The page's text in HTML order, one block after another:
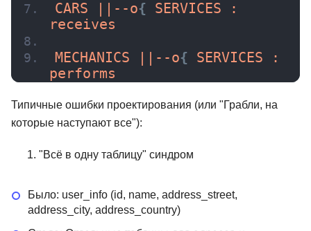
CARS ||--o{ SERVICES :
receives
MECHANICS ||--o{ SERVICES :
performs
Типичные ошибки проектирования (или "Грабли, на
которые наступают все"):
"Всё в одну таблицу" синдром
Было: user_info (id, name, address_street,
address_city, address_country)